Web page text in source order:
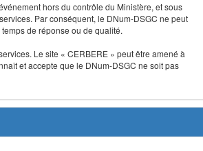
hors du contrôle du Ministère, et sous
Par conséquent, le DNum-DSGC ne peut
de réponse ou de qualité.
Le site « CERBERE » peut être amené à
et accepte que le DNum-DSGC ne soit pas